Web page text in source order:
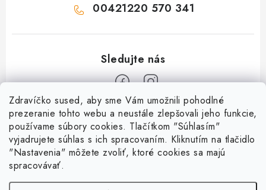
Zdravíčko sused, aby sme Vám umožnili pohodlné
prezeranie tohto webu a neustále zlepšovali jeho funkcie,
používame súbory cookies. Tlačítkom "Súhlasím"
vyjadrujete súhlas s ich spracovaním. Kliknutím na tlačidlo
"Nastavenia" môžete zvoliť, ktoré cookies sa majú
spracovávať.
00421220 570 341
O nás
Kontakty
Všetko o nákupe